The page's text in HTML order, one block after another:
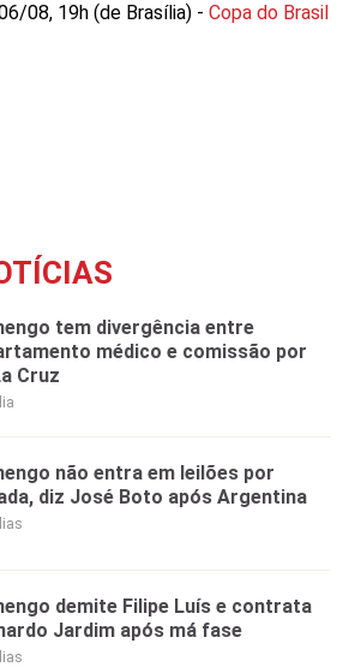
08, 19h (de Brasília) - Copa do Brasil
tem divergência entre
médico e comissão por
Cruz
não entra em leilões por
diz José Boto após Argentina
demite Filipe Luís e contrata
Jardim após má fase